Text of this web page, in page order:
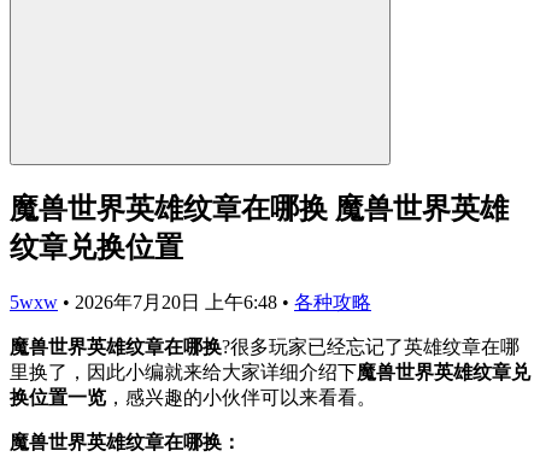
魔兽世界英雄纹章在哪换 魔兽世界英雄
纹章兑换位置
5wxw • 2026年7月20日 上午6:48 • 各种攻略
魔兽世界英雄纹章在哪换?很多玩家已经忘记了英雄纹章在哪
里换了，因此小编就来给大家详细介绍下魔兽世界英雄纹章兑
换位置一览 ，感兴趣的小伙伴可以来看看。
魔兽世界英雄纹章在哪换：